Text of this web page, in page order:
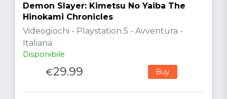
Demon Slayer: Kimetsu No Yaiba The
Hinokami Chronicles
Videogiochi - Playstation 5 - Avventura -
Italiana
Disponibile
€29.99 Buy